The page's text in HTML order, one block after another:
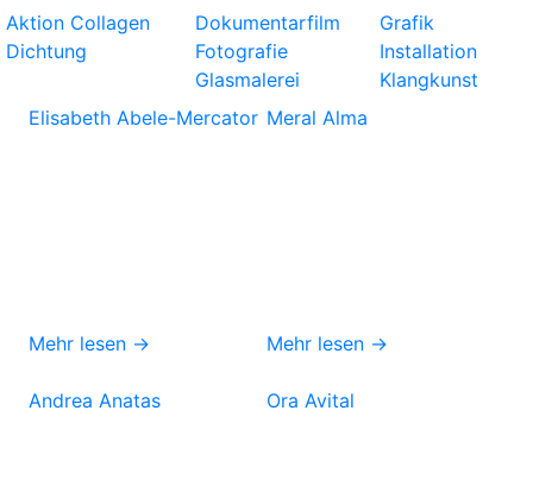
Aktion Collagen
Dichtung
Dokumentarfilm
Fotografie
Glasmalerei
Grafik
Installation
Klangkunst
Elisabeth Abele-Mercator
Mehr lesen →
Meral Alma
Mehr lesen →
Andrea Anatas Ora Avital